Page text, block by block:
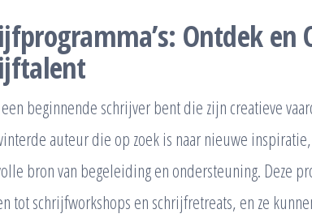
Ontdek en
beginnende schrijver bent die zijn creatieve
auteur die op zoek is naar nieuwe
bron van begeleiding en ondersteuning. Deze
tot schrijfworkshops en schrijfretreats, en ze